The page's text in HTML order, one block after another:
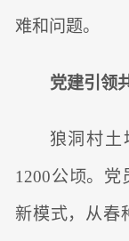
难和问题。
党建引领
狼洞村
1200公顷。党
新模式，从春